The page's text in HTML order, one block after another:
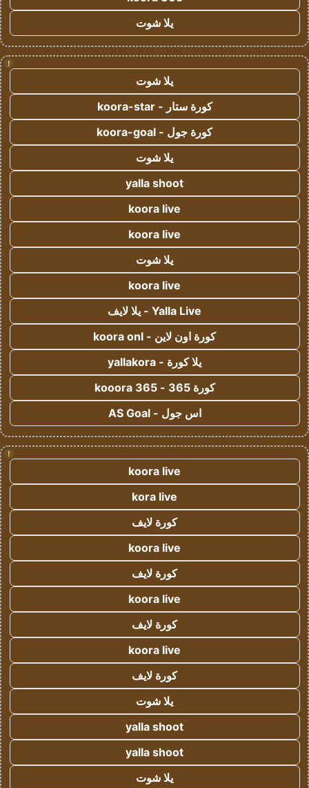
يلا شوت
!
يلا شوت
كورة ستار - koora-star
كورة جول - koora-goal
يلا شوت
yalla shoot
koora live
koora live
يلا شوت
koora live
Yalla Live - يلا لايف
كورة اون لاين - koora onl
يلا كورة - yallakora
كورة 365 - kooora 365
اس جول - AS Goal
!
koora live
kora live
كورة لايف
koora live
كورة لايف
koora live
كورة لايف
koora live
كورة لايف
يلا شوت
yalla shoot
yalla shoot
يلا شوت